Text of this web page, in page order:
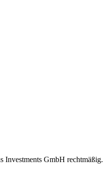
Investments GmbH rechtmäßig.